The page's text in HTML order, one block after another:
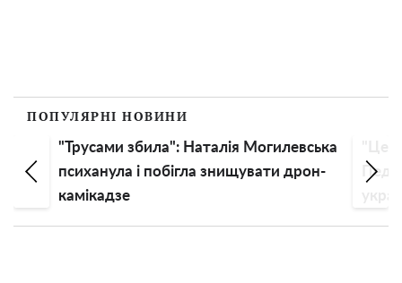
ПОПУЛЯРНІ НОВИНИ
"Трусами збила": Наталія Могилевська
психанула і побігла знищувати дрон-
камікадзе